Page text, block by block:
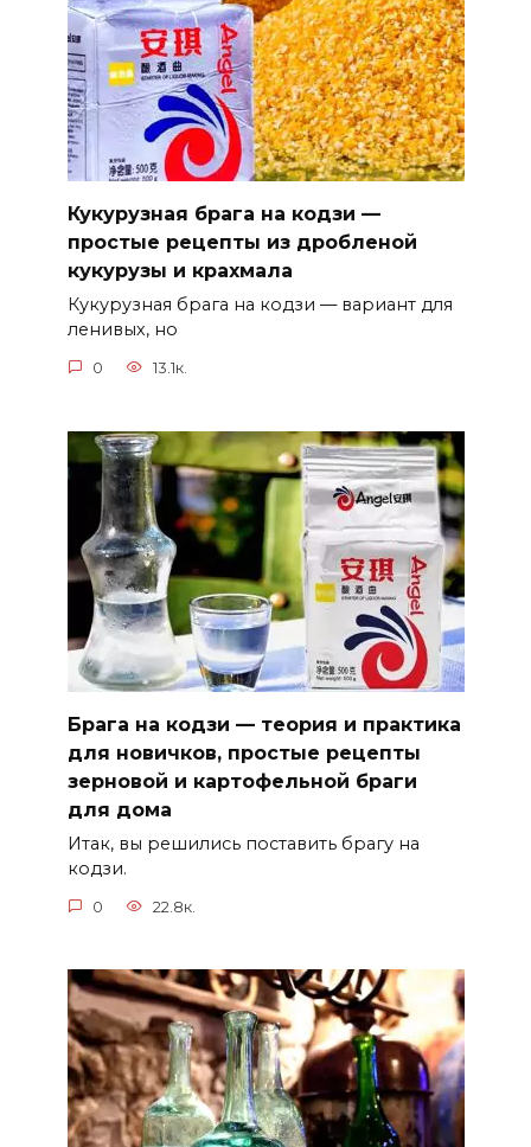
Кукурузная брага на кодзи —
простые рецепты из дробленой
кукурузы и крахмала
Кукурузная брага на кодзи — вариант для
ленивых, но
0 13.1к.
Брага на кодзи — теория и практика
для новичков, простые рецепты
зерновой и картофельной браги
для дома
Итак, вы решились поставить брагу на
кодзи.
0 22.8к.